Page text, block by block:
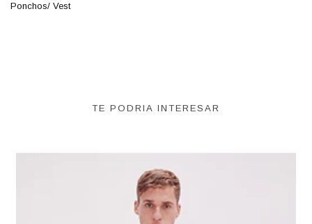
Ponchos/ Vest
TE PODRIA INTERESAR